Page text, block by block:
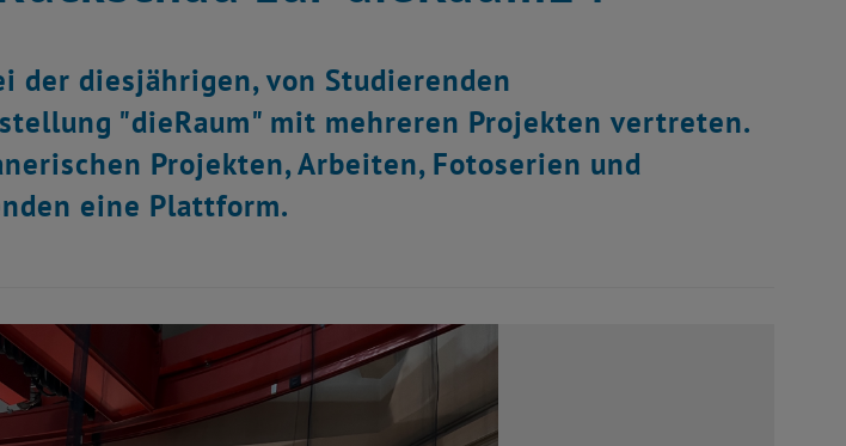
der diesjährigen, von Studierenden
"dieRaum" mit mehreren Projekten vertreten.
Projekten, Arbeiten, Fotoserien und
eine Plattform.